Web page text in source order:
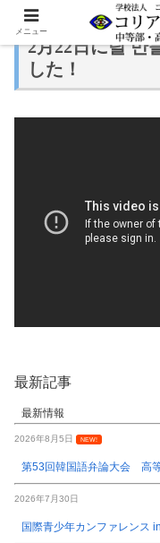
2月22日に탈 만
した！
最新記事
最新情報
2026年8月5日 NEW!
第53回韓国語弁論大会 高
2026年7月30日
国際青少年カンファレンス
メニュー